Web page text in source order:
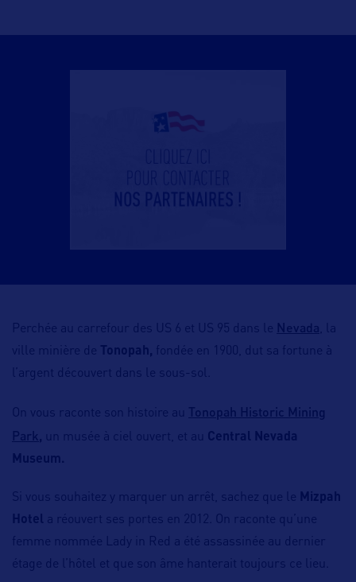
Perchée au carrefour des US 6 et US 95 dans le Nevada , la
ville minière de
Tonopah,
fondée en 1900, dut sa fortune à
l’argent découvert dans le sous-sol.
On vous raconte son histoire au Tonopah Historic Mining
Park , un musée à ciel ouvert, et au Central Nevada
Museum.
Si vous souhaitez y marquer un arrêt, sachez que le Mizpah
Hotel
a réouvert ses portes en 2012. On raconte qu’une
femme nommée Lady in Red a été assassinée au dernier
étage de l’hôtel et que son âme hanterait toujours ce lieu.